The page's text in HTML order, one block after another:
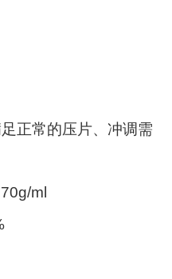
正常的压片、冲调需
ml